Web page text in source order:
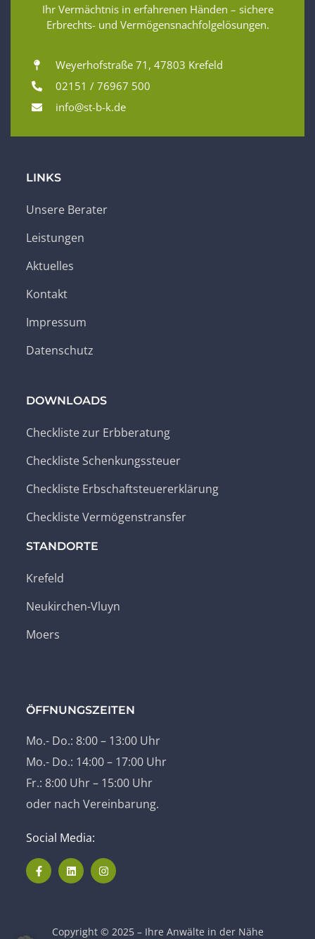
Ihr Vermächtnis in erfahrenen Händen – sichere
Erbrechts- und Vermögensnachfolgelösungen.
Weyerhofstraße 71, 47803 Krefeld
02151 / 76967 500
info@st-b-k.de
LINKS
Unsere Berater
Leistungen
Aktuelles
Kontakt
Impressum
Datenschutz
DOWNLOADS
Checkliste zur Erbberatung
Checkliste Schenkungssteuer
Checkliste Erbschaftsteuererklärung
Checkliste Vermögenstransfer
STANDORTE
Krefeld
Neukirchen-Vluyn
Moers
ÖFFNUNGSZEITEN
Mo.- Do.: 8:00 – 13:00 Uhr
Mo.- Do.: 14:00 – 17:00 Uhr
Fr.: 8:00 Uhr – 15:00 Uhr
oder nach Vereinbarung.
Social Media:
Copyright © 2025 – Ihre Anwälte in der Nähe